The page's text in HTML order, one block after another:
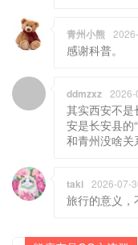
青州小熊
感谢科普。
ddmzxz 2026-
其实西安不
安是长安县的
和青州没啥关
taki 2026-07-
旅行的意义，